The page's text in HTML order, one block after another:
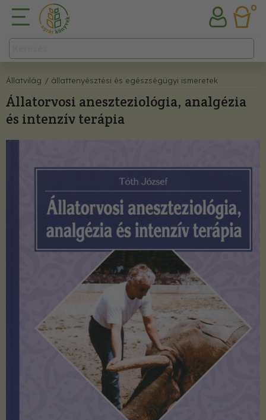
0
Állatvilág / állattenyésztési és egészségügyi ismeretek
Állatorvosi aneszteziológia, analgézia
és intenzív terápia